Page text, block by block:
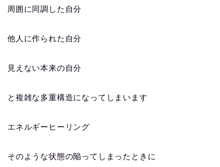
周囲に同調した自分
他人に作られた自分
見えない本来の自分
と複雑な多重構造になってしまいます
エネルギーヒーリング
そのような状態の陥ってしまったときに